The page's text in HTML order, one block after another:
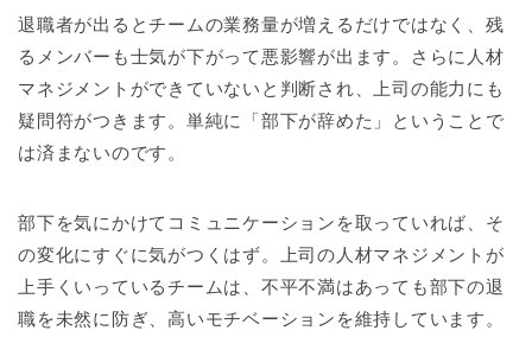
退職者が出るとチームの業務量が増えるだけではなく、残
るメンバーも士気が下がって悪影響が出ます。さらに人材
マネジメントができていないと判断され、上司の能力にも
疑問符がつきます。単純に「部下が辞めた」ということで
は済まないのです。
部下を気にかけてコミュニケーションを取っていれば、そ
の変化にすぐに気がつくはず。上司の人材マネジメントが
上手くいっているチームは、不平不満はあっても部下の退
職を未然に防ぎ、高いモチベーションを維持しています。